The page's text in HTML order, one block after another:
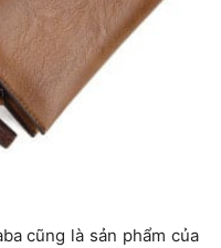
cũng là sản phẩm của